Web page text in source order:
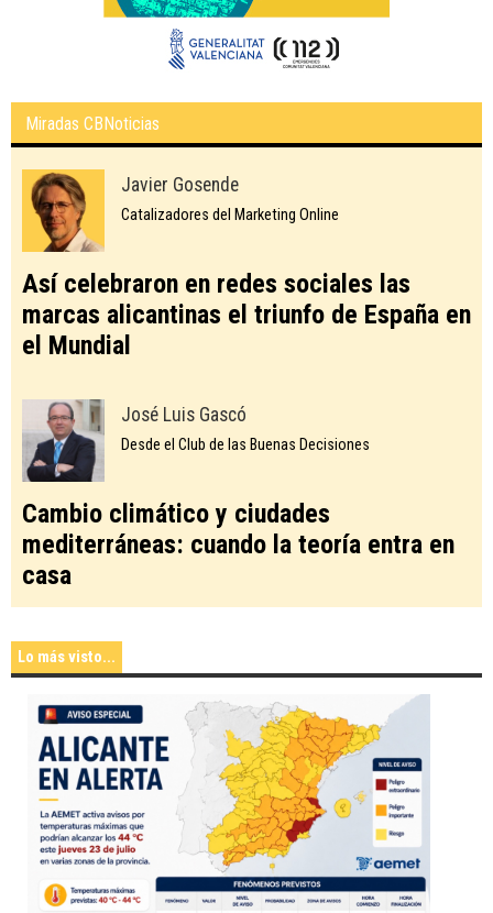
Miradas CBNoticias
Javier Gosende
Catalizadores del Marketing Online
Así celebraron en redes sociales las
marcas alicantinas el triunfo de España en
el Mundial
José Luis Gascó
Desde el Club de las Buenas Decisiones
Cambio climático y ciudades
mediterráneas: cuando la teoría entra en
casa
Lo más visto...